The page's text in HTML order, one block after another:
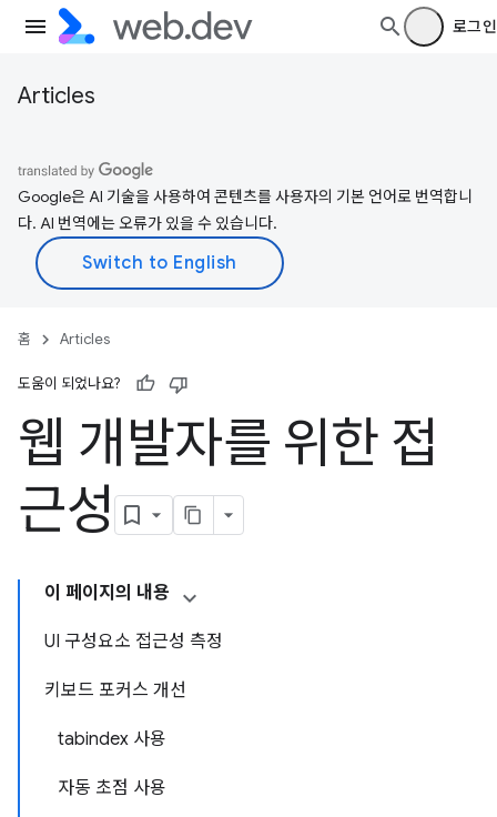
로그인
Articles
Google은 AI 기술을 사용하여 콘텐츠를 사용자의 기본 언어로 번역합니
다. AI 번역에는 오류가 있을 수 있습니다.
홈 Articles
도움이 되었나요?
웹 개발자를 위한 접
근성
이 페이지의 내용
UI 구성요소 접근성 측정
키보드 포커스 개선
tabindex 사용
자동 초점 사용